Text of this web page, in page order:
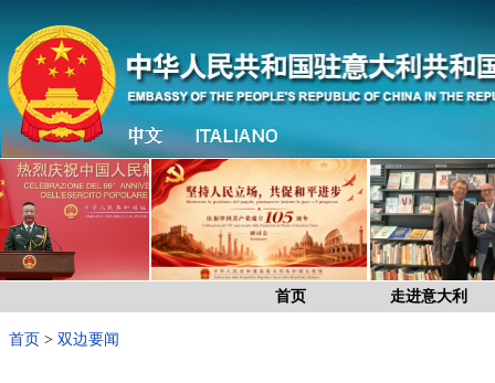
首页 走进意大利
首页 > 双边要闻